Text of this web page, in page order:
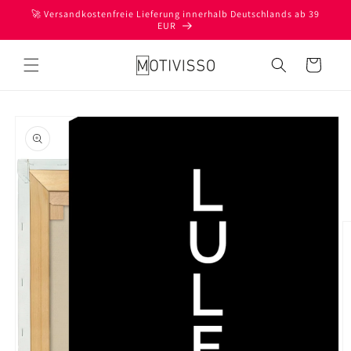
zum
🚀 Versandkostenfreie Lieferung innerhalb Deutschlands ab 39
EUR
Warenkorb